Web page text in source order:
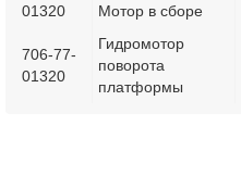
01320
Мотор в сборе
706-77-
01320
Гидромотор
поворота
платформы